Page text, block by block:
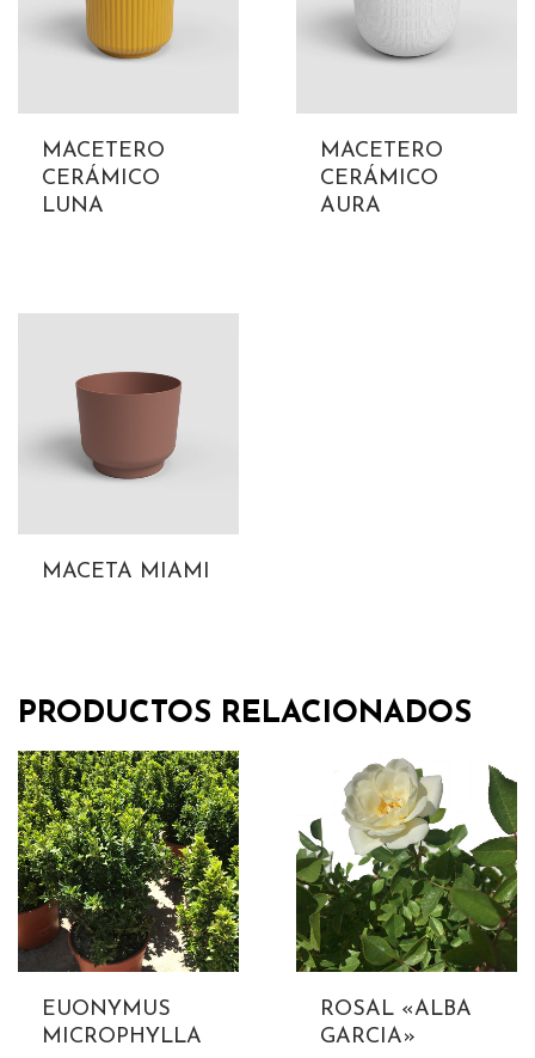
MACETERO
CERÁMICO
LUNA
MACETERO
CERÁMICO
AURA
MACETA MIAMI
PRODUCTOS RELACIONADOS
EUONYMUS
MICROPHYLLA
ROSAL «ALBA
GARCIA»